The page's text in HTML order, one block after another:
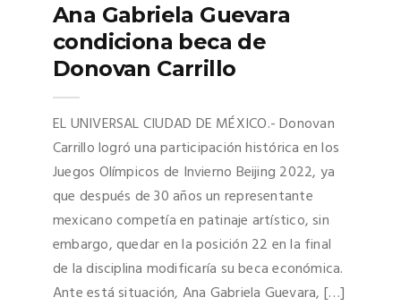
Ana Gabriela Guevara
condiciona beca de
Donovan Carrillo
EL UNIVERSAL CIUDAD DE MÉXICO.- Donovan
Carrillo logró una participación histórica en los
Juegos Olímpicos de Invierno Beijing 2022, ya
que después de 30 años un representante
mexicano competía en patinaje artístico, sin
embargo, quedar en la posición 22 en la final
de la disciplina modificaría su beca económica.
Ante está situación, Ana Gabriela Guevara, […]